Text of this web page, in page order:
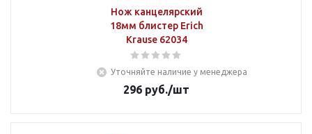
Нож канцелярский
18мм блистер Erich
Krause 62034
Уточняйте наличие у менеджера
296 руб./шт